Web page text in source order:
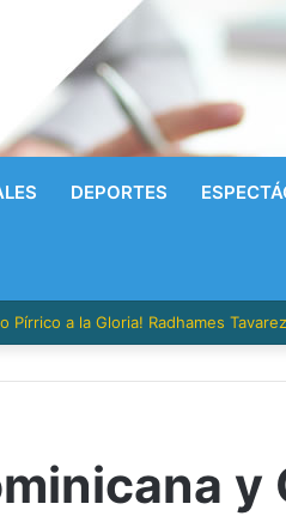
DEPORTES
Pírrico a la Gloria! Radhames
y